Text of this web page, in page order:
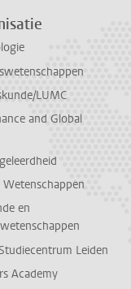
LUMC
and Global
Wetenschappen
en
Leiden
Academy